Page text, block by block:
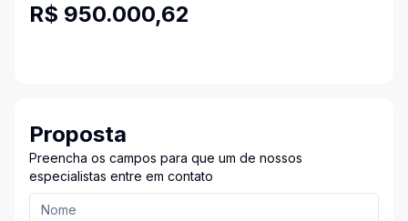
R$ 950.000,62
Proposta
Preencha os campos para que um de nossos
especialistas entre em contato